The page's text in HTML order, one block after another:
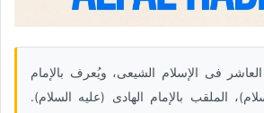
فی الإسلام الشیعی، ویُعرف بالإمام
الملقب بالإمام الهادی (علیه السلام).